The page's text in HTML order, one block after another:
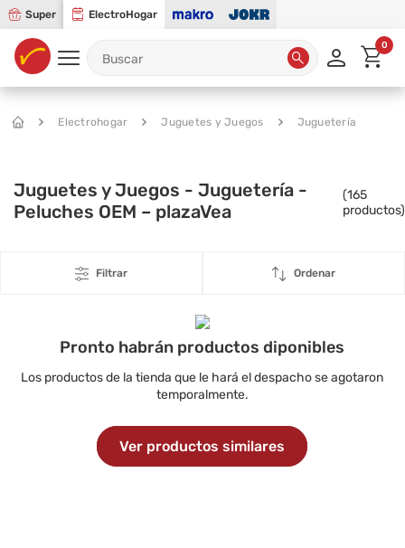
Super ElectroHogar
0
Electrohogar Juguetes y Juegos Juguetería
Juguetes y Juegos - Juguetería -
Peluches OEM – plazaVea
(165
productos)
Filtrar Ordenar
Pronto habrán productos diponibles
Los productos de la tienda que le hará el despacho se agotaron
temporalmente.
Ver productos similares